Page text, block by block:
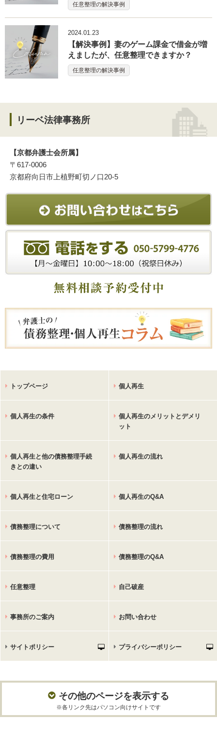
任意整理の解決事例
2024.01.23
【解決事例】妻のゲーム課金で借金が増
えましたが、任意整理できますか？
任意整理の解決事例
リーベ法律事務所
【京都弁護士会所属】
〒617-0006
京都府向日市上植野町切ノ口20-5
トップページ 個人再生
個人再生の条件
個人再生のメリットとデメリ
ット
個人再生と他の債務整理手続
きとの違い
個人再生の流れ
個人再生と住宅ローン 個人再生のQ&A
債務整理について 債務整理の流れ
債務整理の費用 債務整理のQ&A
任意整理 自己破産
事務所のご案内 お問い合わせ
サイトポリシー プライバシーポリシー
その他のページを表示する
※各リンク先はパソコン向けサイトです